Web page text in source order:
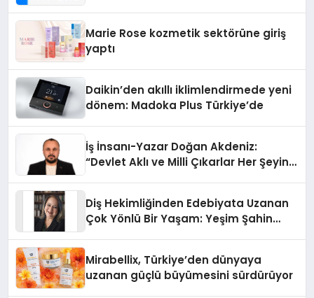
Marie Rose kozmetik sektörüne giriş
yaptı
Daikin’den akıllı iklimlendirmede yeni
dönem: Madoka Plus Türkiye’de
İş İnsanı-Yazar Doğan Akdeniz:
“Devlet Aklı ve Milli Çıkarlar Her Şeyin
Diş Hekimliğinden Edebiyata Uzanan
Çok Yönlü Bir Yaşam: Yeşim Şahin
Mirabellix, Türkiye’den dünyaya
uzanan güçlü büyümesini sürdürüyor